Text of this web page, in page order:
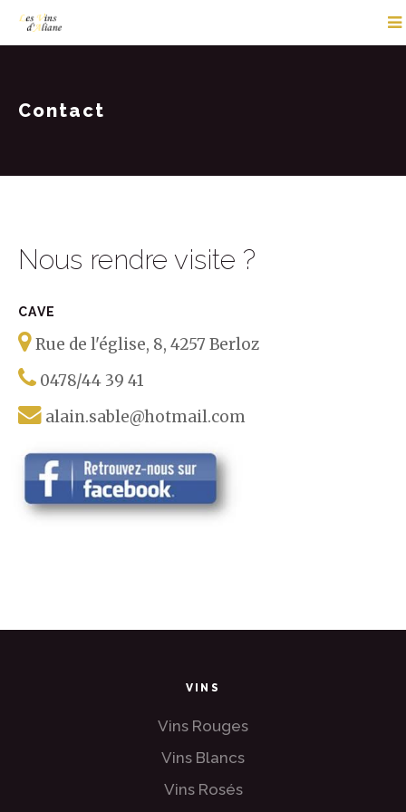
Contact
Nous rendre visite ?
CAVE
Rue de l'église, 8, 4257 Berloz
0478/44 39 41
alain.sable@hotmail.com
VINS
Vins Rouges
Vins Blancs
Vins Rosés